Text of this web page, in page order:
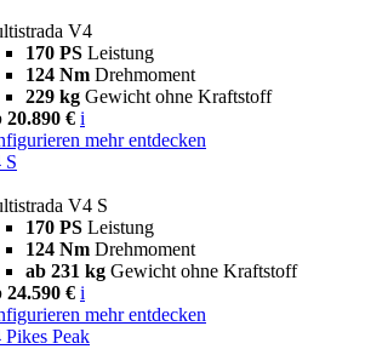
V4
170 PS Leistung
124 Nm Drehmoment
229 kg Gewicht ohne Kraftstoff
20.890 € i
mehr entdecken
S
V4 S
170 PS Leistung
124 Nm Drehmoment
ab 231 kg Gewicht ohne Kraftstoff
24.590 € i
mehr entdecken
Peak